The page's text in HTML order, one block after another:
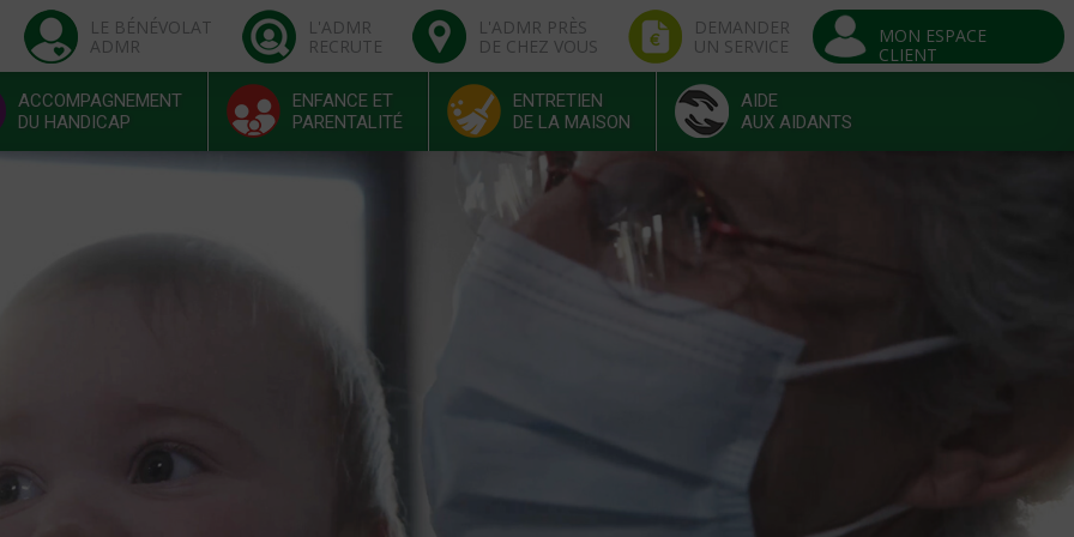
LE BÉNÉVOLAT
ADMR
L'ADMR
RECRUTE
L'ADMR PRÈS
DE CHEZ VOUS
DEMANDER
UN SERVICE
MON ESPACE
CLIENT
ACCOMPAGNEMENT
DU HANDICAP
ENFANCE ET
PARENTALITÉ
ENTRETIEN
DE LA MAISON
AIDE
AUX AIDANTS